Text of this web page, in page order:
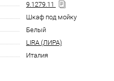
9.1279.11
Шкаф под мойку
Белый
LIRA (ЛИРА)
Италия